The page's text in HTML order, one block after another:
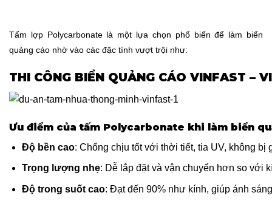
Tấm lợp Polycarbonate là một lựa chọn phổ biến để làm biển
quảng cáo nhờ vào các đặc tính vượt trội như:
THI CÔNG BIỂN QUẢNG CÁO VINFAST –
Ưu điểm của tấm Polycarbonate khi làm biển
Độ bền cao: Chống chịu tốt với thời tiết, tia UV, không bị
Trọng lượng nhẹ: Dễ lắp đặt và vận chuyển hơn so với
Độ trong suốt cao: Đạt đến 90% như kính, giúp ánh